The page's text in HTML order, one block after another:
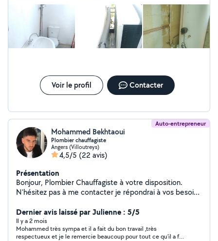
Voir le profil Contacter
Auto-entrepreneur
Mohammed Bekhtaoui
Plombier chauffagiste
Angers (Villoutreys)
4,5/5 (22 avis)
Présentation
Bonjour, Plombier Chauffagiste à votre disposition.
N'hésitez pas à me contacter je répondrai à vos besoin
Dernier avis laissé par Julienne : 5/5
Il y a 2 mois
Mohammed très sympa et il a fait du bon travail ,très
respectueux et je le remercie beaucoup pour tout ce qu’il a fait